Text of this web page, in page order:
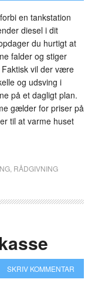
en tankstation
diesel i dit
du hurtigt at
falder og stiger
Faktisk vil der være
og udsving i
på et dagligt plan.
gælder for priser på
til at varme huset
, RÅDGIVNING
SKRIV KOMMENTAR